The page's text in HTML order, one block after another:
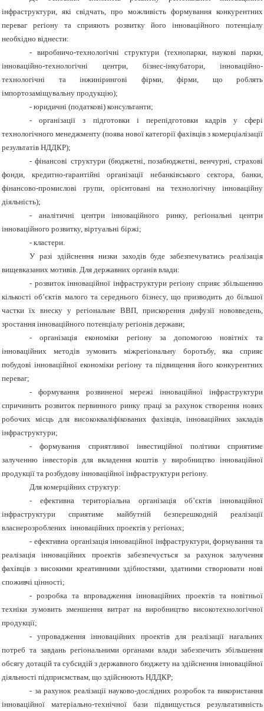
інфраструктури, які свідчать, про можливість формування конкурентних
переваг регіону та сприяють розвитку його інноваційного потенціалу
необхідно віднести:
- виробничо-технологічні структури (технопарки, наукові парки,
інноваційно-технологічні центри, бізнес-інкубатори, інноваційно-
технологічні та інжинірингові фірми, фірми, що роблять
імпортозаміщувальну продукцію);
- юридичні (податкові) консультанти;
- організації з підготовки і перепідготовки кадрів у сфері
технологічного менеджменту (поява нової категорії фахівців з комерціалізації
результатів НДДКР);
- фінансові структури (бюджетні, позабюджетні, венчурні, страхові
фонди, кредитно-гарантійні організації небанківського сектора, банки,
фінансово-промислові групи, орієнтовані на технологічну інноваційну
діяльність);
- аналітичні центри інноваційного ринку, регіональні центри
інноваційного розвитку, віртуальні біржі;
- кластери.
У разі здійснення низки заходів буде забезпечуватись реалізація
вищевказаних мотивів. Для державних органів влади:
- розвиток інноваційної інфраструктури регіону сприяє збільшенню
кількості об’єктів малого та середнього бізнесу, що призводить до більшої
частки їх внеску у регіональне ВВП, прискорення дифузії нововведень,
зростання інноваційного потенціалу регіонів держави;
- організація економіки регіону за допомогою новітніх та
інноваційних методів зумовить міжрегіональну боротьбу, яка сприяє
побудові інноваційної економіки регіону та підвищення його конкурентних
переваг;
- формування розвиненої мережі інноваційної інфраструктури
спричинить розвиток первинного ринку праці за рахунок створення нових
робочих місць для висококваліфікованих фахівців, інноваційних закладів
інфраструктури;
- формування сприятливої інвестиційної політики сприятиме
залученню інвесторів для вкладення коштів у виробництво інноваційної
продукції та розбудову інноваційної інфраструктури регіону.
Для комерційних структур:
- ефективна територіальна організація об’єктів інноваційної
інфраструктури сприятиме майбутній безперешкодній реалізації
власнерозроблених інноваційних проектів у регіонах;
- ефективна організація інноваційної інфраструктури, формування та
реалізація інноваційних проектів забезпечується за рахунок залучення
фахівців з високими креативними здібностями, здатними створювати нові
споживчі цінності;
- розробка та впровадження інноваційних проектів та новітньої
техніки зумовить зменшення витрат на виробництво високотехнологічної
продукції;
- упровадження інноваційних проектів для реалізації нагальних
потреб та завдань регіональними органами влади забезпечить збільшення
обсягу дотацій та субсидій з державного бюджету на здійснення інноваційної
діяльності підприємствам, що здійснюють НДДКР;
- за рахунок реалізації науково-дослідних розробок та використання
інноваційної матеріально-технічної бази підвищується результативність